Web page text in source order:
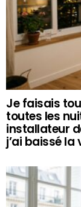
Je faisais
toutes les
installateur
j’ai baissé la